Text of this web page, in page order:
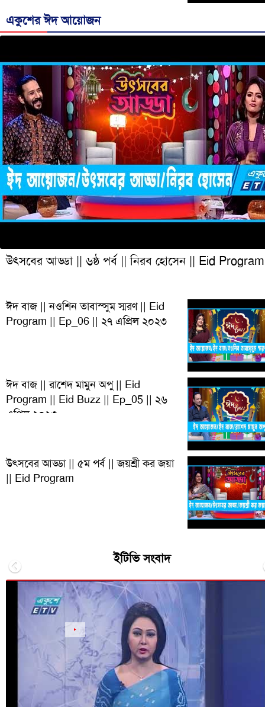
একুশের ঈদ আয়োজন
উৎসবের আড্ডা || ৬ষ্ঠ পর্ব || নিরব হোসেন || Eid Program
ঈদ বাজ || নওশিন তাবাস্সুম স্মরণ || Eid
Program || Ep_06 || ২৭ এপ্রিল ২০২৩
ঈদ বাজ || রাশেদ মামুন অপু || Eid
Program || Eid Buzz || Ep_05 || ২৬
এপ্রিল ২০২৩
উৎসবের আড্ডা || ৫ম পর্ব || জয়শ্রী কর জয়া
|| Eid Program
ইটিভি সংবাদ
Previous